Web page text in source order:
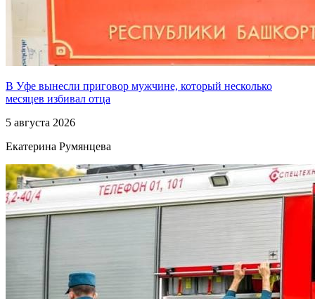
В Уфе вынесли приговор мужчине, который несколько
месяцев избивал отца
5 августа 2026
Екатерина Румянцева